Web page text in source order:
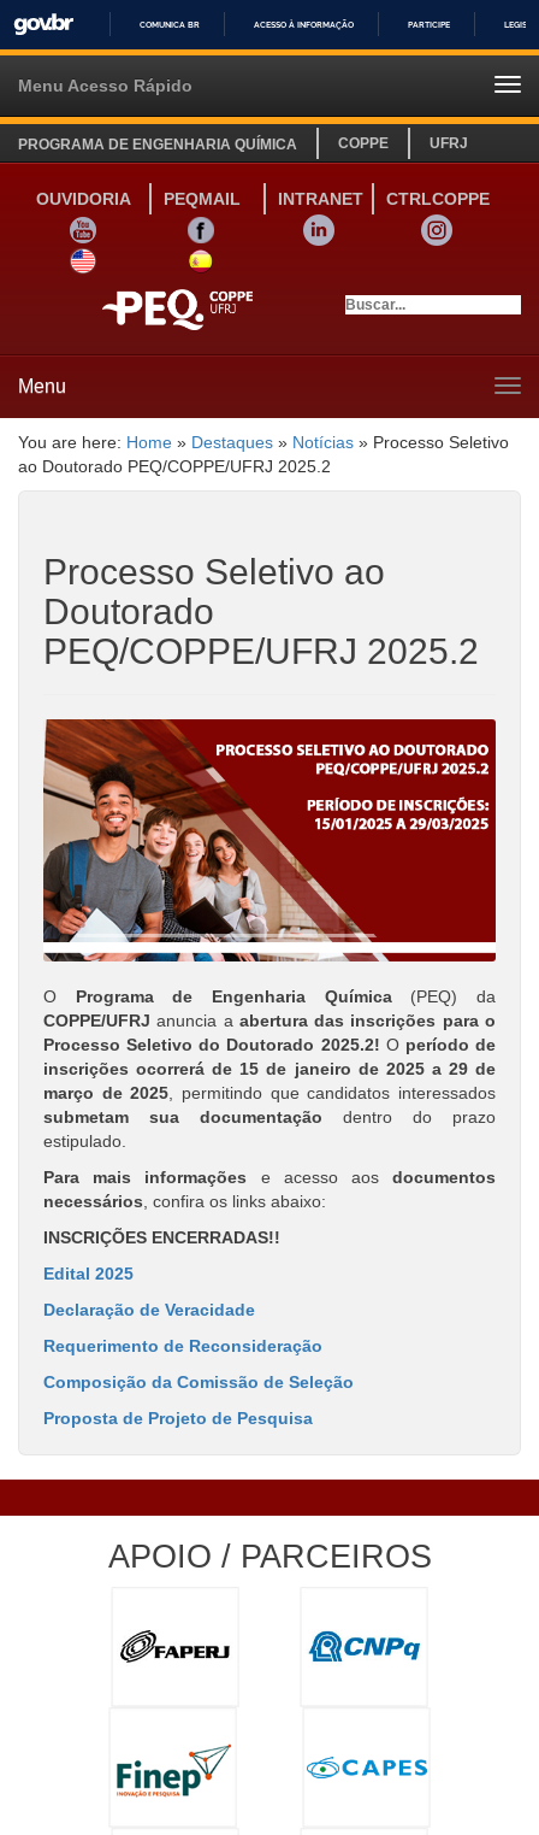
IR
COMUNICA BR ACESSO À INFORMAÇÃO PARTICIPE
Menu Acesso Rápido
PROGRAMA DE ENGENHARIA QUÍMICA COPPE UFRJ
OUVIDORIA PEQMAIL INTRANET
CTRLCOPPE
YOUTUBE
FACEBOOK LINKEDIN
INSTAGRAM
SITE INGLÊS
LINK SITE ESPANHOL
Menu
You are here: Home » Destaques » Notícias » Processo Seletivo
ao Doutorado PEQ/COPPE/UFRJ 2025.2
Processo Seletivo ao
Doutorado
PEQ/COPPE/UFRJ 2025.2
O Programa de Engenharia Química(PEQ) da
COPPE/UFRJ anuncia a abertura das inscrições para o
Processo Seletivo do Doutorado 2025.2! O período de
inscrições ocorrerá de 15 de janeiro de 2025 a 29 de
março de 2025 , permitindo que candidatos interessados
submetam sua documentação dentro do prazo
estipulado.
Para mais informações e acesso aosdocumentos
necessários , confira os links abaixo:
INSCRIÇÕES ENCERRADAS!!
Edital 2025
Declaração de Veracidade
Requerimento de Reconsideração
Composição da Comissão de Seleção
Proposta de Projeto de Pesquisa
APOIO / PARCEIROS